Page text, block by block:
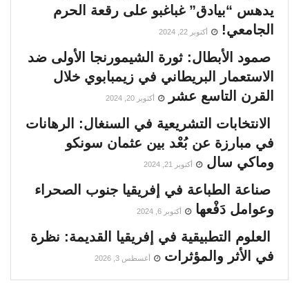
يدهس “بيادق” غباغبو على رقعة الحرم
الجامعي!
أكتوبر 22, 2024
صمود الأبطال: ثورة الشيمورنجا الأولى ضد
الاستعمار البريطاني في زيمبابوي خلال
القرن التاسع عشر
أكتوبر 20, 2024
الانتخابات التشريعية في السنغال: الرهانات
في مبارزة عن بُعْد بين عثمان سونكو
وماكي سال
أكتوبر 21, 2024
صناعة الطباعة في إفريقيا جنوب الصحراء
وعوامل دَفْعها
أكتوبر 6, 2024
العلوم التطبيقية في إفريقيا القديمة: نظرة
في الأثر والمؤثرات
أغسطس 3, 2026